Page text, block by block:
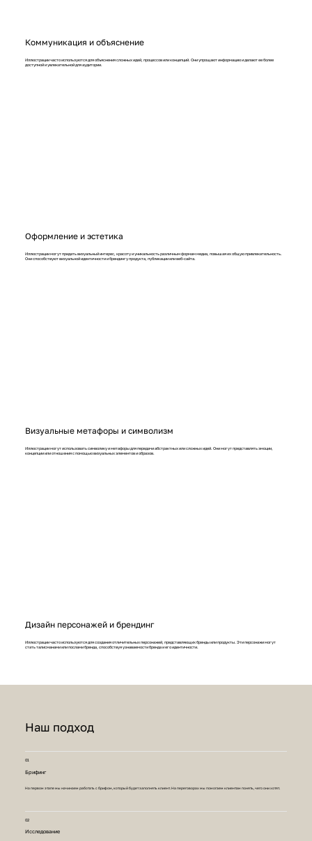
Иллюстрации часто используются для объяснения сложных идей, процессов или концепций. Они упрощают информацию и делают ее более
доступной и увлекательной для аудитории.
Коммуникация и объяснение
Иллюстрации могут придать визуальный интерес, красоту и уникальность различным формам медиа, повышая их общую привлекательность.
Они способствуют визуальной идентичности и брендингу продукта, публикации или веб-сайта.
Оформление и эстетика
Иллюстрации могут использовать символику и метафоры для передачи абстрактных или сложных идей. Они могут представлять эмоции,
концепции или отношения с помощью визуальных элементов и образов.
Визуальные метафоры и символизм
Иллюстрации часто используются для создания отличительных персонажей, представляющих бренды или продукты. Эти персонажи могут
стать талисманами или послами бренда, способствуя узнаваемости бренда и его идентичности.
Дизайн персонажей и брендинг
Наш подход
На первом этапе мы начинаем работать с брифом, который будет заполнять клиент. На переговорах мы помогаем клиентам понять, чего они хотят.
Брифинг
01
Исследование
02